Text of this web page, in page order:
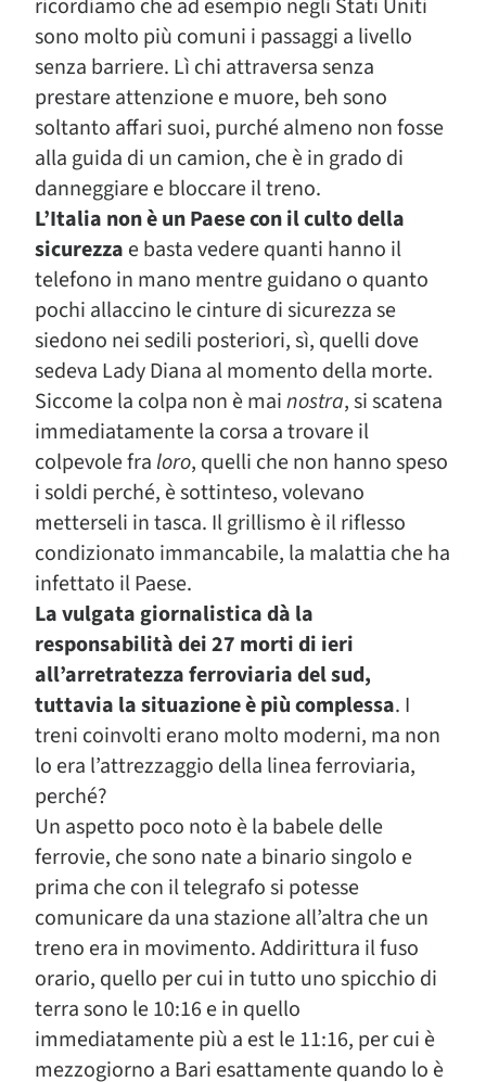
ricordiamo che ad esempio negli Stati Uniti
sono molto più comuni i passaggi a livello
senza barriere. Lì chi attraversa senza
prestare attenzione e muore, beh sono
soltanto affari suoi, purché almeno non fosse
alla guida di un camion, che è in grado di
danneggiare e bloccare il treno.
L’Italia non è un Paese con il culto della
sicurezza e basta vedere quanti hanno il
telefono in mano mentre guidano o quanto
pochi allaccino le cinture di sicurezza se
siedono nei sedili posteriori, sì, quelli dove
sedeva Lady Diana al momento della morte.
Siccome la colpa non è mainostra, si scatena
immediatamente la corsa a trovare il
colpevole fra loro, quelli che non hanno speso
i soldi perché, è sottinteso, volevano
metterseli in tasca. Il grillismo è il riflesso
condizionato immancabile, la malattia che ha
infettato il Paese.
La vulgata giornalistica dà la
responsabilità dei 27 morti di ieri
all’arretratezza ferroviaria del sud,
tuttavia la situazione è più complessa. I
treni coinvolti erano molto moderni, ma non
lo era l’attrezzaggio della linea ferroviaria,
perché?
Un aspetto poco noto è la babele delle
ferrovie, che sono nate a binario singolo e
prima che con il telegrafo si potesse
comunicare da una stazione all’altra che un
treno era in movimento. Addirittura il fuso
orario, quello per cui in tutto uno spicchio di
terra sono le 10:16 e in quello
immediatamente più a est le 11:16, per cui è
mezzogiorno a Bari esattamente quando lo è